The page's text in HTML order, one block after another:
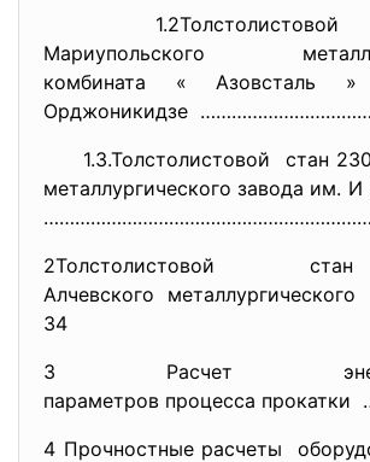
1.2Толстолистовой
Мариупольского
комбината «
Орджоникидзе
1.3.Толстолистовой стан
металлургического завода им.
2Толстолистовой
Алчевского
34
3 Расчет
параметров процесса
4 Прочностные расчеты